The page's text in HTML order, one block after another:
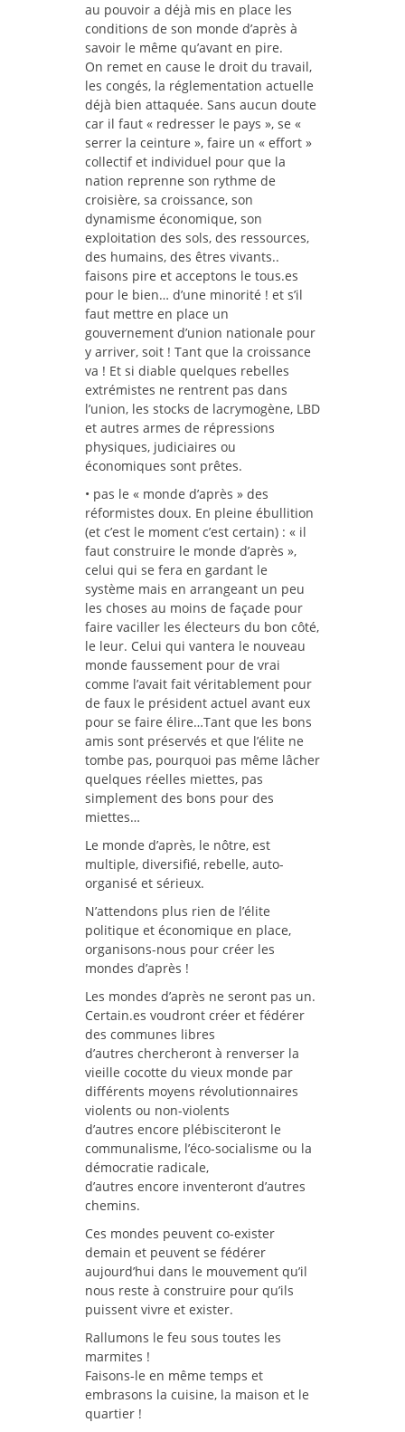
au pouvoir a déjà mis en place les
conditions de son monde d’après à
savoir le même qu’avant en pire.
On remet en cause le droit du travail,
les congés, la réglementation actuelle
déjà bien attaquée. Sans aucun doute
car il faut « redresser le pays », se «
serrer la ceinture », faire un « effort »
collectif et individuel pour que la
nation reprenne son rythme de
croisière, sa croissance, son
dynamisme économique, son
exploitation des sols, des ressources,
des humains, des êtres vivants..
faisons pire et acceptons le tous.es
pour le bien… d’une minorité ! et s’il
faut mettre en place un
gouvernement d’union nationale pour
y arriver, soit ! Tant que la croissance
va ! Et si diable quelques rebelles
extrémistes ne rentrent pas dans
l’union, les stocks de lacrymogène, LBD
et autres armes de répressions
physiques, judiciaires ou
économiques sont prêtes.
• pas le « monde d’après » des
réformistes doux. En pleine ébullition
(et c’est le moment c’est certain) : « il
faut construire le monde d’après »,
celui qui se fera en gardant le
système mais en arrangeant un peu
les choses au moins de façade pour
faire vaciller les électeurs du bon côté,
le leur. Celui qui vantera le nouveau
monde faussement pour de vrai
comme l’avait fait véritablement pour
de faux le président actuel avant eux
pour se faire élire…Tant que les bons
amis sont préservés et que l’élite ne
tombe pas, pourquoi pas même lâcher
quelques réelles miettes, pas
simplement des bons pour des
miettes…
Le monde d’après, le nôtre, est
multiple, diversifié, rebelle, auto-
organisé et sérieux.
N’attendons plus rien de l’élite
politique et économique en place,
organisons-nous pour créer les
mondes d’après !
Les mondes d’après ne seront pas un.
Certain.es voudront créer et fédérer
des communes libres
d’autres chercheront à renverser la
vieille cocotte du vieux monde par
différents moyens révolutionnaires
violents ou non-violents
d’autres encore plébisciteront le
communalisme, l’éco-socialisme ou la
démocratie radicale,
d’autres encore inventeront d’autres
chemins.
Ces mondes peuvent co-exister
demain et peuvent se fédérer
aujourd’hui dans le mouvement qu’il
nous reste à construire pour qu’ils
puissent vivre et exister.
Rallumons le feu sous toutes les
marmites !
Faisons-le en même temps et
embrasons la cuisine, la maison et le
quartier !